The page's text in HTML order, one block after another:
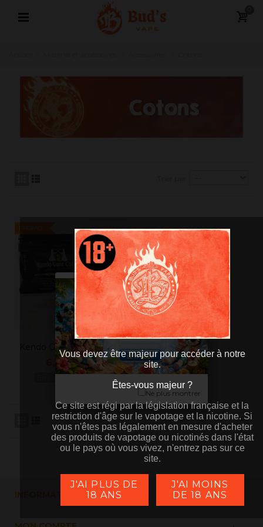
PROMO
Kendo Gold Vape Cotton
6,50 € TTC
En rupture de stock
Trier par
INFORMATION
Êtes-vous majeur ?
Ce site est régi par la législation française et la
restriction d'âge sur le vapotage et la nicotine. Si
vous n'êtes pas légalement en mesure d'acheter
des produits de vapotage ou nicotinés dans l'état
ou le pays où vous vivez, n'entrez pas sur ce
site.
Vous devez être majeur pour accéder à notre
site.
Êtes-vous majeur ?
Ce site est régi par la législation française et la
restriction d'âge sur le vapotage et la nicotine. Si
vous n'êtes pas légalement en mesure d'acheter
des produits de vapotage ou nicotinés dans l'état
ou le pays où vous vivez, n'entrez pas sur ce
site.
J'AI PLUS DE
18 ANS
J'AI MOINS
DE 18 ANS
Ne plus montrer